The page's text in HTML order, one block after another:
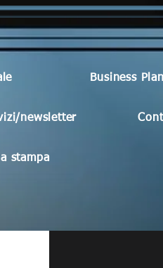
Business
newsletter
stampa